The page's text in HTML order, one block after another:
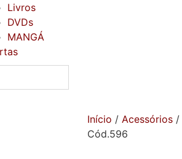
Livros
DVDs
MANGÁ
Início / Acessórios /
Cód.596